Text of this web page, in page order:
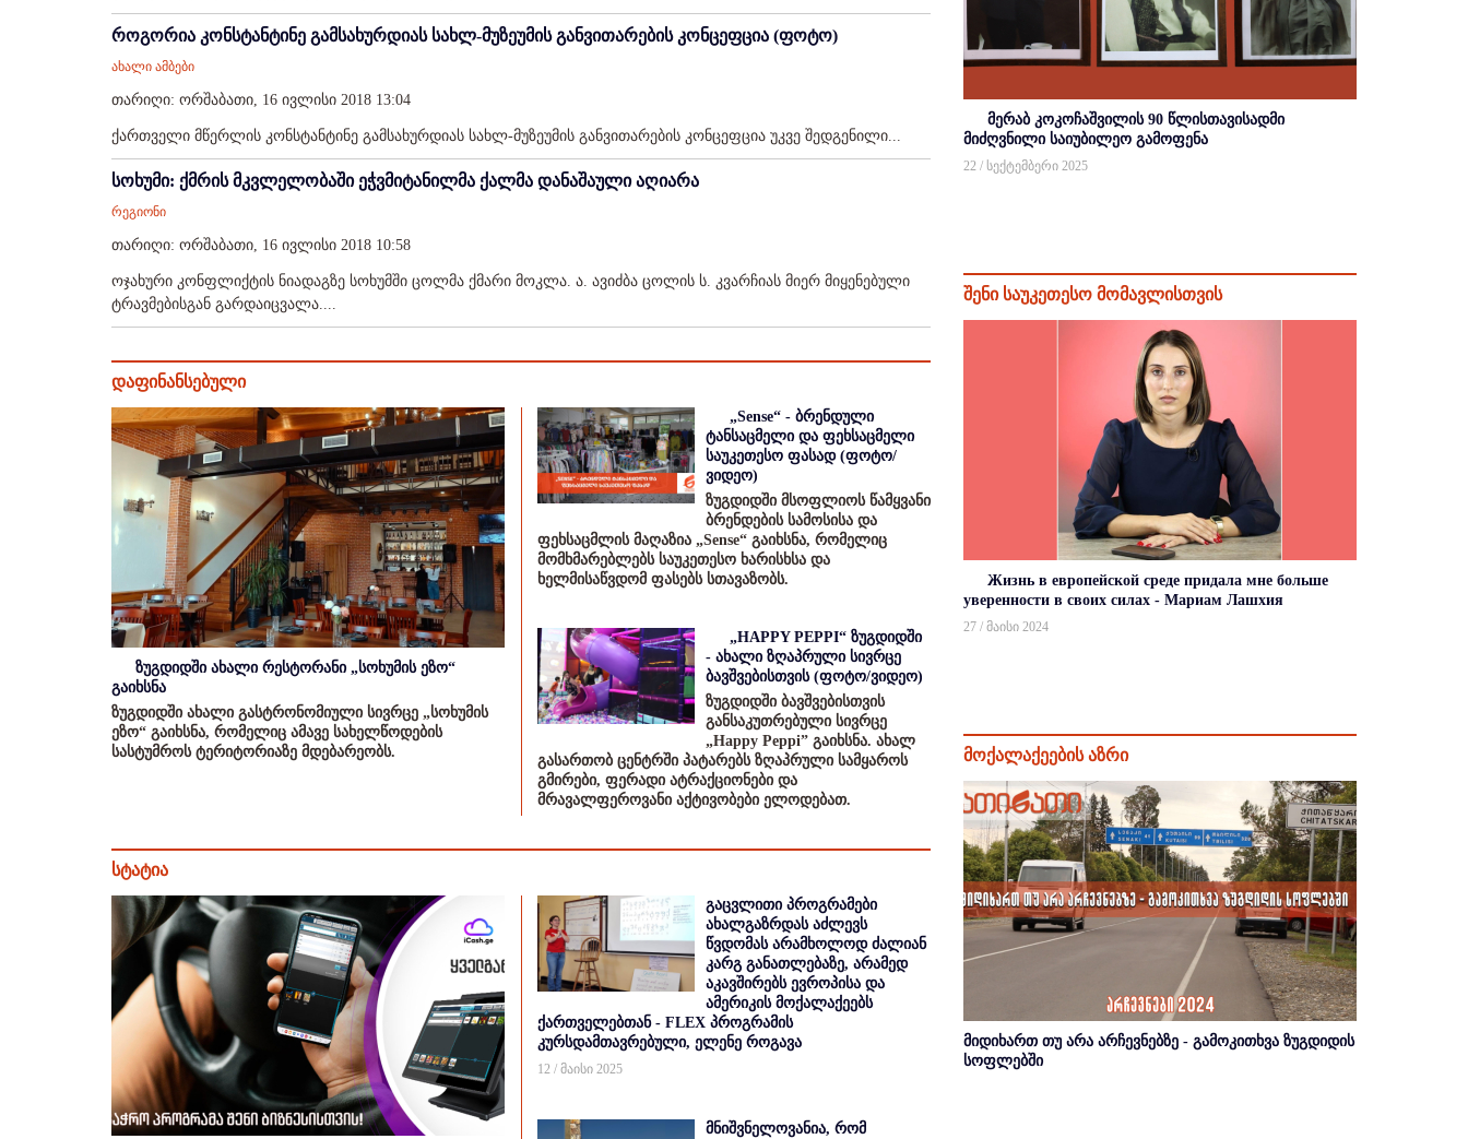
როგორია კონსტანტინე გამსახურდიას სახლ-მუზეუმის განვითარების კონცეფცია (ფოტო)
ახალი ამბები
თარიღი: ორშაბათი, 16 ივლისი 2018 13:04
ქართველი მწერლის კონსტანტინე გამსახურდიას სახლ-მუზეუმის განვითარების კონცეფცია უკვე შედგენილი...
სოხუმი: ქმრის მკვლელობაში ეჭვმიტანილმა ქალმა დანაშაული აღიარა
რეგიონი
თარიღი: ორშაბათი, 16 ივლისი 2018 10:58
ოჯახური კონფლიქტის ნიადაგზე სოხუმში ცოლმა ქმარი მოკლა. ა. ავიძბა ცოლის ს. კვარჩიას მიერ მიყენებული
ტრავმებისგან გარდაიცვალა....
დაფინანსებული
ზუგდიდში ახალი რესტორანი „სოხუმის ეზო“
გაიხსნა
ზუგდიდში ახალი გასტრონომიული სივრცე „სოხუმის
ეზო“ გაიხსნა, რომელიც ამავე სახელწოდების
სასტუმროს ტერიტორიაზე მდებარეობს.
„Sense“ - ბრენდული
ტანსაცმელი და ფეხსაცმელი
საუკეთესო ფასად (ფოტო/
ვიდეო)
ზუგდიდში მსოფლიოს წამყვანი
ბრენდების სამოსისა და
ფეხსაცმლის მაღაზია „Sense“ გაიხსნა, რომელიც
მომხმარებლებს საუკეთესო ხარისხსა და
ხელმისაწვდომ ფასებს სთავაზობს.
„HAPPY PEPPI“ ზუგდიდში
- ახალი ზღაპრული სივრცე
ბავშვებისთვის (ფოტო/ვიდეო)
ზუგდიდში ბავშვებისთვის
განსაკუთრებული სივრცე
„Happy Peppi” გაიხსნა. ახალ
გასართობ ცენტრში პატარებს ზღაპრული სამყაროს
გმირები, ფერადი ატრაქციონები და
მრავალფეროვანი აქტივობები ელოდებათ.
სტატია
გაცვლითი პროგრამები
ახალგაზრდას აძლევს
წვდომას არამხოლოდ ძალიან
კარგ განათლებაზე, არამედ
აკავშირებს ევროპისა და
ამერიკის მოქალაქეებს
ქართველებთან - FLEX პროგრამის
კურსდამთავრებული, ელენე როგავა
12 / მაისი 2025
მნიშვნელოვანია, რომ
მერაბ კოკოჩაშვილის 90 წლისთავისადმი
მიძღვნილი საიუბილეო გამოფენა
22 / სექტემბერი 2025
შენი საუკეთესო მომავლისთვის
Жизнь в европейской среде придала мне больше
уверенности в своих силах - Мариам Лашхия
27 / მაისი 2024
მოქალაქეების აზრი
მიდიხართ თუ არა არჩევნებზე - გამოკითხვა ზუგდიდის
სოფლებში